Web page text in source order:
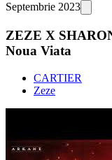
Septembrie 2023
ZEZE X
Noua Viata
CARTIER
Zeze